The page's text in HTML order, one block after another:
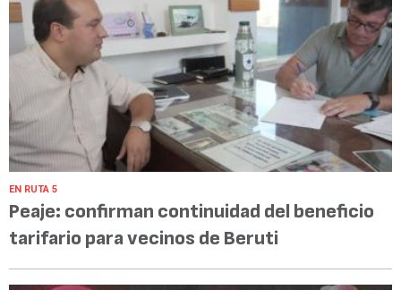
EN RUTA 5
Peaje: confirman continuidad del beneficio
tarifario para vecinos de Beruti